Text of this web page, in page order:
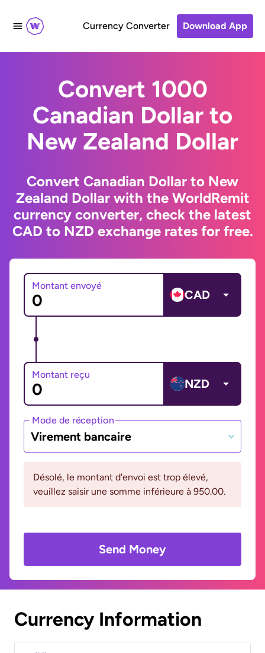
Currency Converter Download App
Convert 1000
Canadian Dollar to
New Zealand Dollar
Convert Canadian Dollar to New
Zealand Dollar with the WorldRemit
currency converter, check the latest
CAD to NZD exchange rates for free.
Montant envoyé
CAD
Montant reçu
NZD
Mode de réception
Virement bancaire
Désolé, le montant d'envoi est trop élevé,
veuillez saisir une somme inférieure à 950.00.
Send Money
Currency Information